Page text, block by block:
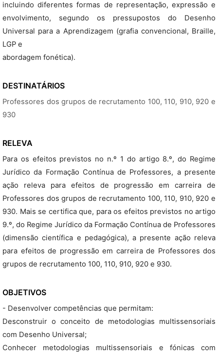
incluindo diferentes formas de representação, expressão e
envolvimento, segundo os pressupostos do Desenho
Universal para a Aprendizagem (grafia convencional, Braille,
LGP e
abordagem fonética).
DESTINATÁRIOS
Professores dos grupos de recrutamento 100, 110, 910, 920 e
930
RELEVA
Para os efeitos previstos no n.º 1 do artigo 8.º, do Regime
Jurídico da Formação Contínua de Professores, a presente
ação releva para efeitos de progressão em carreira de
Professores dos grupos de recrutamento 100, 110, 910, 920 e
930. Mais se certifica que, para os efeitos previstos no artigo
9.º, do Regime Jurídico da Formação Contínua de Professores
(dimensão científica e pedagógica), a presente ação releva
para efeitos de progressão em carreira de Professores dos
grupos de recrutamento 100, 110, 910, 920 e 930.
OBJETIVOS
- Desenvolver competências que permitam:
Desconstruir o conceito de metodologias multissensoriais
com Desenho Universal;
Conhecer metodologias multissensoriais e fónicas com